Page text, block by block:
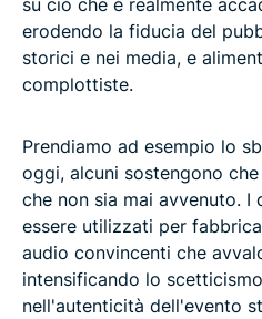
su ciò che è realmente
erodendo la fiducia del
storici e nei media, e
complottiste.
Prendiamo ad esempio lo
oggi, alcuni sostengono
che non sia mai avvenuto. I
essere utilizzati per
audio convincenti che
intensificando lo
nell'autenticità dell'evento